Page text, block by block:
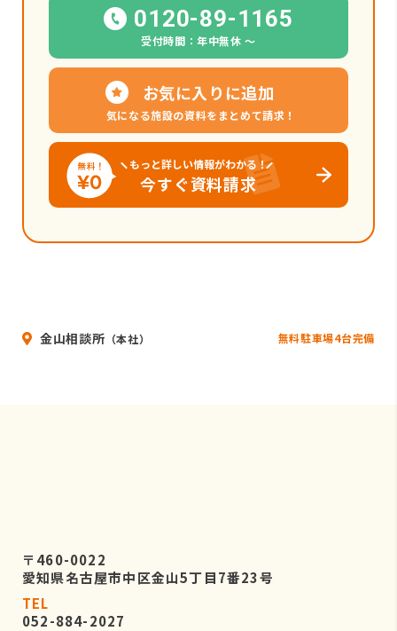
0120-89-1165
受付時間：年中無休 〜
お気に入りに追加
気になる施設の資料をまとめて請求！
もっと詳しい情報がわかる！
今すぐ資料請求
金山相談所 （本社） 無料駐車場4台完備
〒460-0022
愛知県名古屋市中区金山5丁目7番23号
TEL
052-884-2027